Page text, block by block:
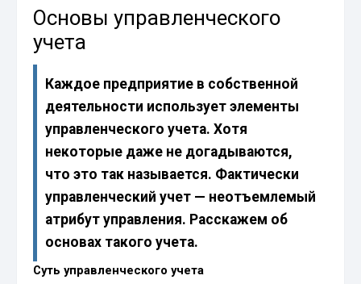
Основы управленческого
учета
Каждое предприятие в собственной
деятельности использует элементы
управленческого учета. Хотя
некоторые даже не догадываются,
что это так называется. Фактически
управленческий учет — неотъемлемый
атрибут управления. Расскажем об
основах такого учета.
Суть управленческого учета